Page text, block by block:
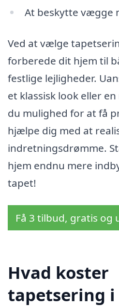
At beskytte vægge
Ved at vælge
forberede dit hjem til
festlige lejligheder.
et klassisk look eller
du mulighed for at få
hjælpe dig med at
indretningsdrømme.
hjem endnu mere
tapet!
Få 3 tilbud, gratis og
Hvad koster
tapetsering i